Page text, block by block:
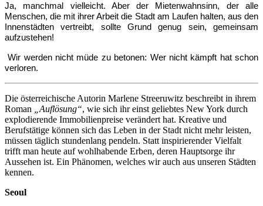
Ja, manchmal vielleicht. Aber der Mietenwahnsinn, der alle
Menschen, die mit ihrer Arbeit die Stadt am Laufen halten, aus den
Innenstädten vertreibt, sollte Grund genug sein, gemeinsam
aufzustehen!
Wir werden nicht müde zu betonen: Wer nicht kämpft hat schon
verloren.
Die österreichische Autorin Marlene Streeruwitz beschreibt in ihrem
Roman
„Auflösung“, wie sich ihr einst geliebtes New York durch
explodierende Immobilienpreise verändert hat. Kreative und
Berufstätige können sich das Leben in der Stadt nicht mehr leisten,
müssen täglich stundenlang pendeln. Statt inspirierender Vielfalt
trifft man heute auf wohlhabende Erben, deren Hauptsorge ihr
Aussehen ist. Ein Phänomen, welches wir auch aus unseren Städten
kennen.
Seoul